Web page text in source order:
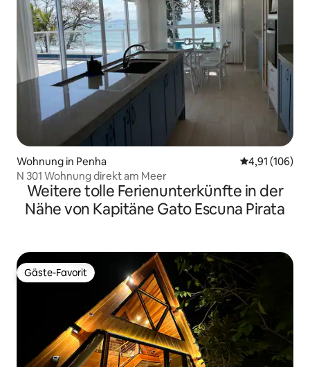
Wohnung in Penha
4,91 (106)
N 301 Wohnung direkt am Meer
Weitere tolle Ferienunterkünfte in der
Nähe von Kapitäne Gato Escuna Pirata
Gäste-Favorit
Gäste-Favorit